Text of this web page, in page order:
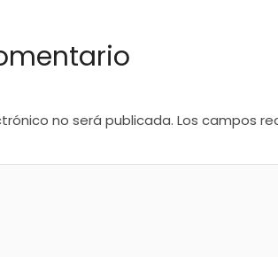
no será publicada. Los campos